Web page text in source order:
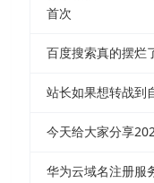
首次
百度搜索真的摆烂
站长如果想转战到
今天给大家分享
华为云域名注册服